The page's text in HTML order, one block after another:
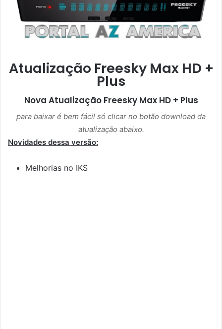
a
i
Atualização Freesky Max HD +
Plus
Nova Atualização Freesky Max HD + Plus
para baixar é bem fácil só clicar no botão download da
atualização abaixo.
Novidades dessa versão:
Melhorias no IKS